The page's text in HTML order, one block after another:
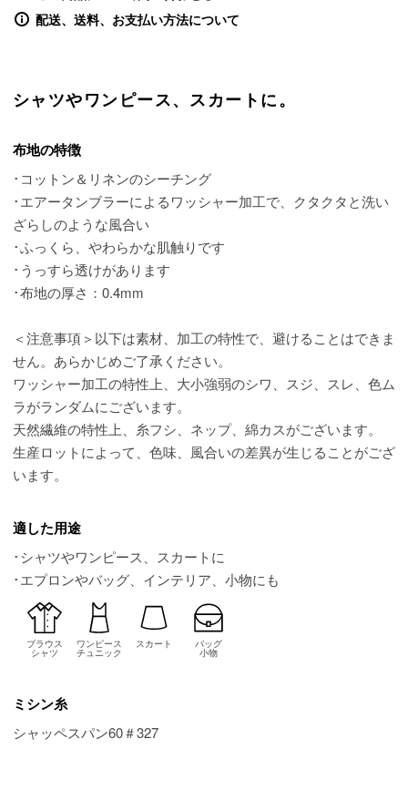
配送、送料、お支払い方法について
シャツやワンピース、スカートに。
布地の特徴
･コットン＆リネンのシーチング
･エアータンブラーによるワッシャー加工で、クタクタと洗い
ざらしのような風合い
･ふっくら、やわらかな肌触りです
･うっすら透けがあります
･布地の厚さ：0.4mm
＜注意事項＞以下は素材、加工の特性で、避けることはできま
せん。あらかじめご了承ください。
ワッシャー加工の特性上、大小強弱のシワ、スジ、スレ、色ム
ラがランダムにございます。
天然繊維の特性上、糸フシ、ネップ、綿カスがございます。
生産ロットによって、色味、風合いの差異が生じることがござ
います。
適した用途
･シャツやワンピース、スカートに
･エプロンやバッグ、インテリア、小物にも
ブラウス
シャツ
ワンピース
チュニック
スカート バッグ
小物
ミシン糸
シャッペスパン60＃327